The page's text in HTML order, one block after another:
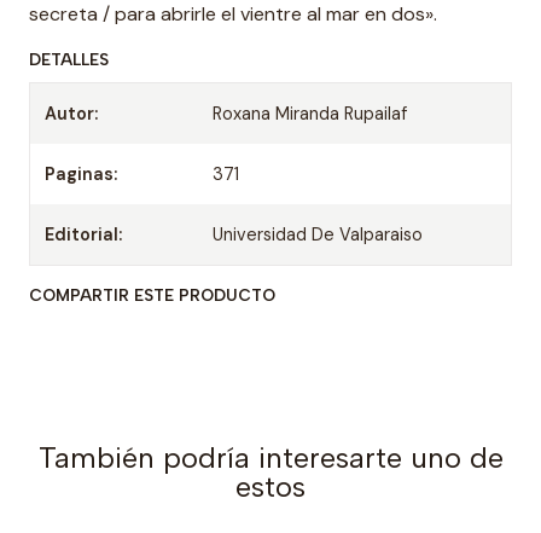
secreta / para abrirle el vientre al mar en dos».
DETALLES
Autor: Roxana Miranda Rupailaf
Paginas: 371
Editorial: Universidad De Valparaiso
COMPARTIR ESTE PRODUCTO
También podría interesarte uno de
estos